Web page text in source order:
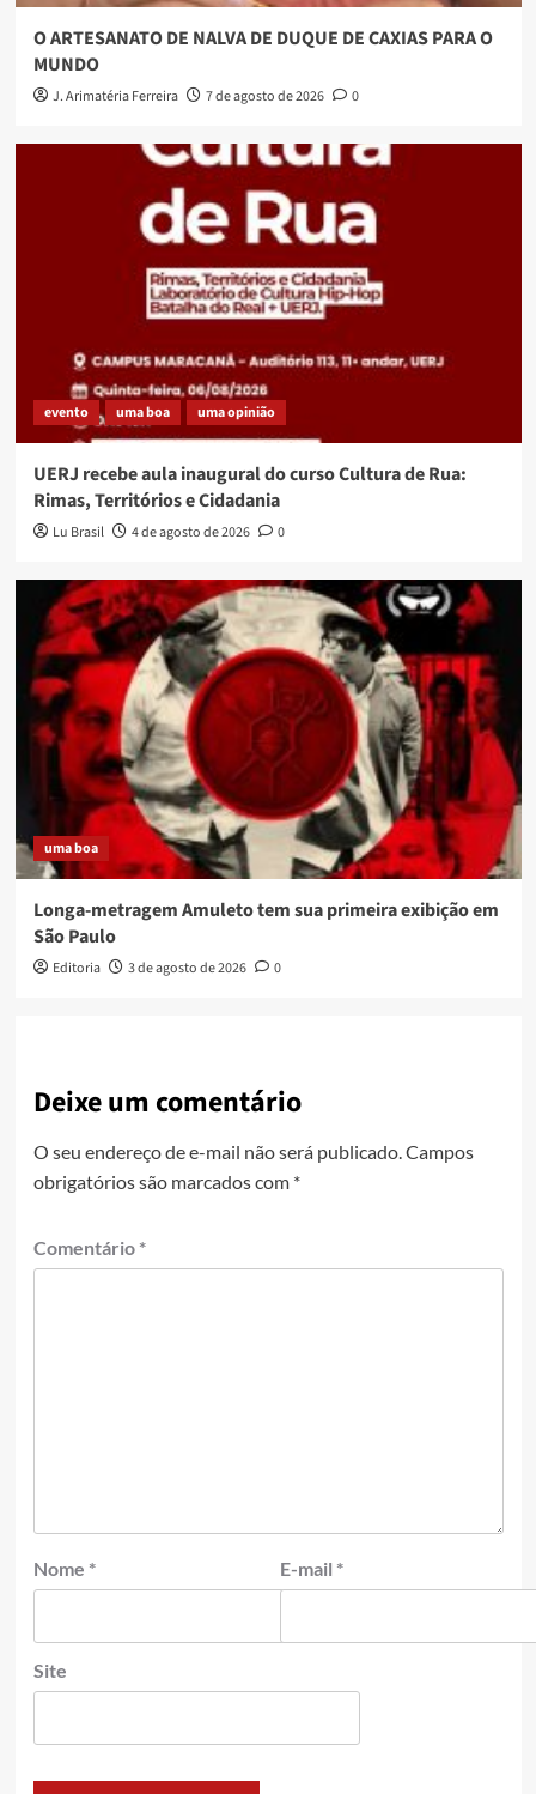
O ARTESANATO DE NALVA DE DUQUE DE CAXIAS PARA O
MUNDO
J. Arimatéria Ferreira 7 de agosto de 2026 0
evento uma boa uma opinião
UERJ recebe aula inaugural do curso Cultura de Rua:
Rimas, Territórios e Cidadania
Lu Brasil 4 de agosto de 2026 0
uma boa
Longa-metragem Amuleto tem sua primeira exibição em
São Paulo
Editoria 3 de agosto de 2026 0
Deixe um comentário
O seu endereço de e-mail não será publicado.Campos
obrigatórios são marcados com *
Comentário *
Nome * E-mail *
Site